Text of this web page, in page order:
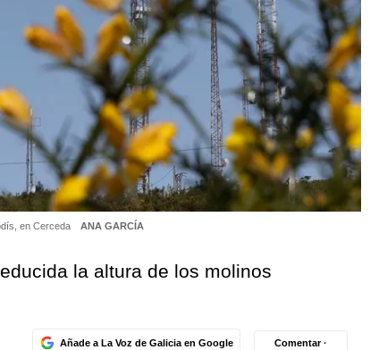
en Cerceda ANA GARCÍA
la altura de los molinos
Añade a La Voz de Galicia en Google Comentar ·